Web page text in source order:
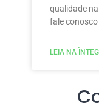
qualidade
fale
LEIA NA